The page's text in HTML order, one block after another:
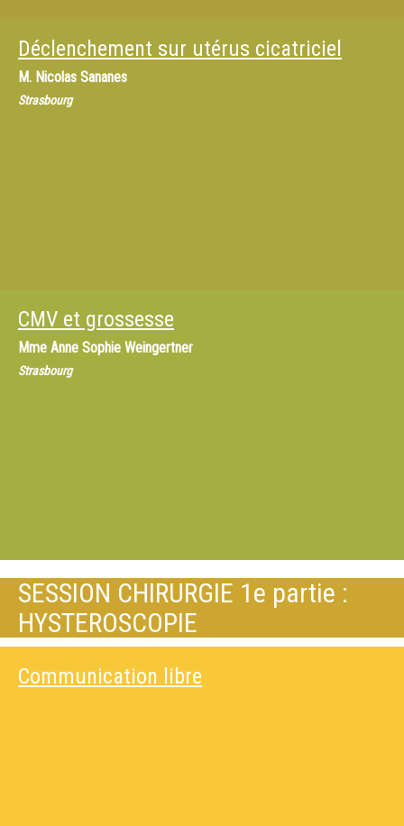
Déclenchement sur utérus cicatriciel
M. Nicolas Sananes
Strasbourg
CMV et grossesse
Mme Anne Sophie Weingertner
Strasbourg
SESSION CHIRURGIE 1e partie :
HYSTEROSCOPIE
Communication libre